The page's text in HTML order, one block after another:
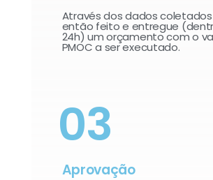
Através dos dados
então feito e entregue
24h) um orçamento com o
PMOC a ser executado.
03
Aprovação